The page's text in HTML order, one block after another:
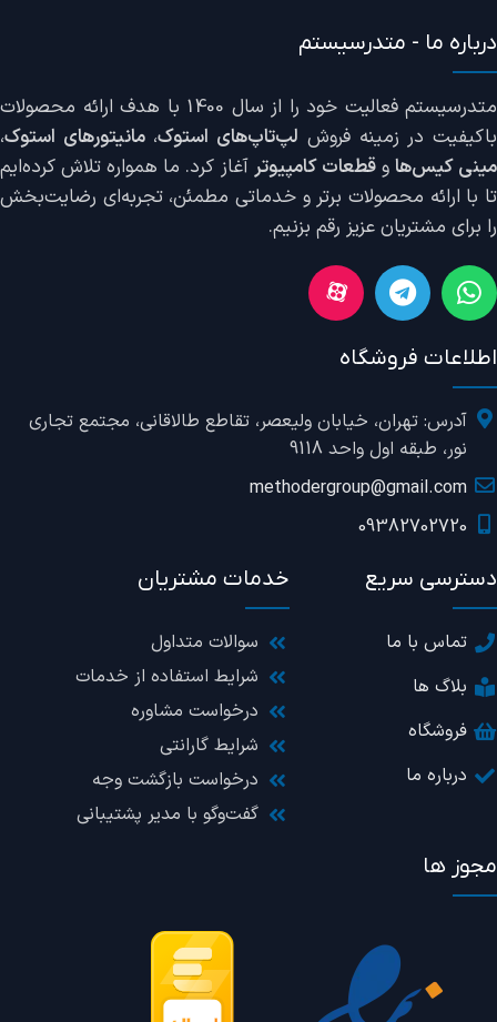
درباره ما - متدرسیستم
متدرسیستم فعالیت خود را از سال 1400 با هدف ارائه محصولات
باکیفیت در زمینه فروش لپ‌تاپ‌های استوک،مانیتورهای استوک،
مینی کیس‌هاوقطعات کامپیوترآغاز کرد. ما همواره تلاش کرده‌ایم
تا با ارائه محصولات برتر و خدماتی مطمئن، تجربه‌ای رضایت‌بخش
را برای مشتریان عزیز رقم بزنیم.
اطلاعات فروشگاه
آدرس: تهران، خیابان ولیعصر، تقاطع طالاقانی، مجتمع تجاری
نور، طبقه اول واحد 9118
methodergroup@gmail.com
09382702720
دسترسی سریع
تماس با ما
بلاگ ها
فروشگاه
درباره ما
خدمات مشتریان
سوالات متداول
شرایط استفاده از خدمات
درخواست مشاوره
شرایط گارانتی
درخواست بازگشت وجه
گفت‌وگو با مدیر پشتیبانی
مجوز ها